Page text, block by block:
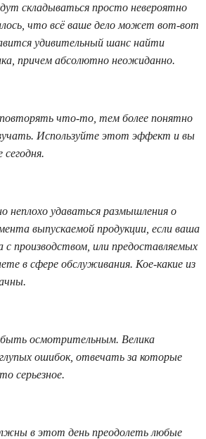
складываться просто невероятно
что всё ваше дело может вот-вот
удивительный шанс найти
причем абсолютно неожиданно.
что-то, тем более понятно
Используйте этот эффект и вы
сегодня.
неплохо удаваться размышления о
выпускаемой продукции, если ваша
с производством, или предоставляемых
в сфере обслуживания. Кое-какие из
быть осмотрительным. Велика
ошибок, отвечать за которые
серьезное.
в этот день преодолеть любые